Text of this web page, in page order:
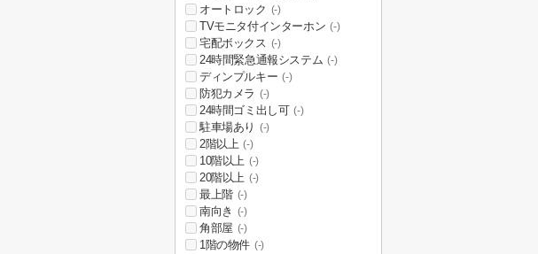
オートロック (-)
TVモニタ付インターホン (-)
宅配ボックス (-)
24時間緊急通報システム (-)
ディンプルキー (-)
防犯カメラ (-)
24時間ゴミ出し可 (-)
駐車場あり (-)
2階以上 (-)
10階以上 (-)
20階以上 (-)
最上階 (-)
南向き (-)
角部屋 (-)
1階の物件 (-)